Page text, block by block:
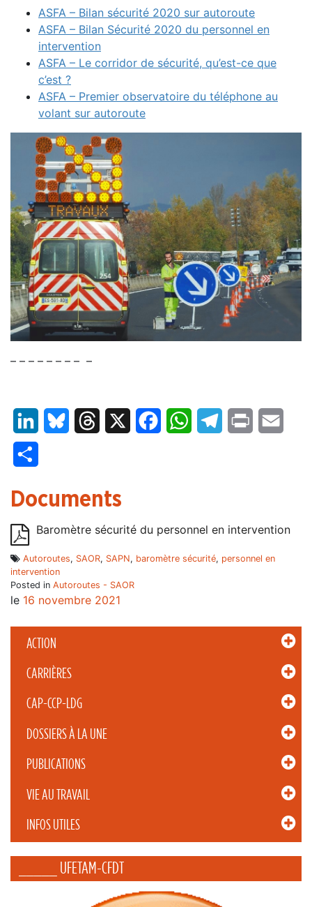
ACTION
CARRIÈRES
CAP-CCP-LDG
DOSSIERS À LA UNE
PUBLICATIONS
VIE AU TRAVAIL
INFOS UTILES
_____ UFETAM-CFDT
ASFA – Bilan sécurité 2020 sur autoroute
ASFA – Bilan Sécurité 2020 du personnel en
intervention
ASFA – Le corridor de sécurité, qu’est-ce que
c’est ?
ASFA – Premier observatoire du téléphone au
volant sur autoroute
– – – – – – – – –
LinkedInBluesky Threads FacebookWhatsAppTelegram
Print
Documents
Baromètre sécurité du personnel en intervention
Autoroutes, SAOR, SAPN, baromètre sécurité, personnel en
intervention
Posted in Autoroutes - SAOR
le 16 novembre 2021